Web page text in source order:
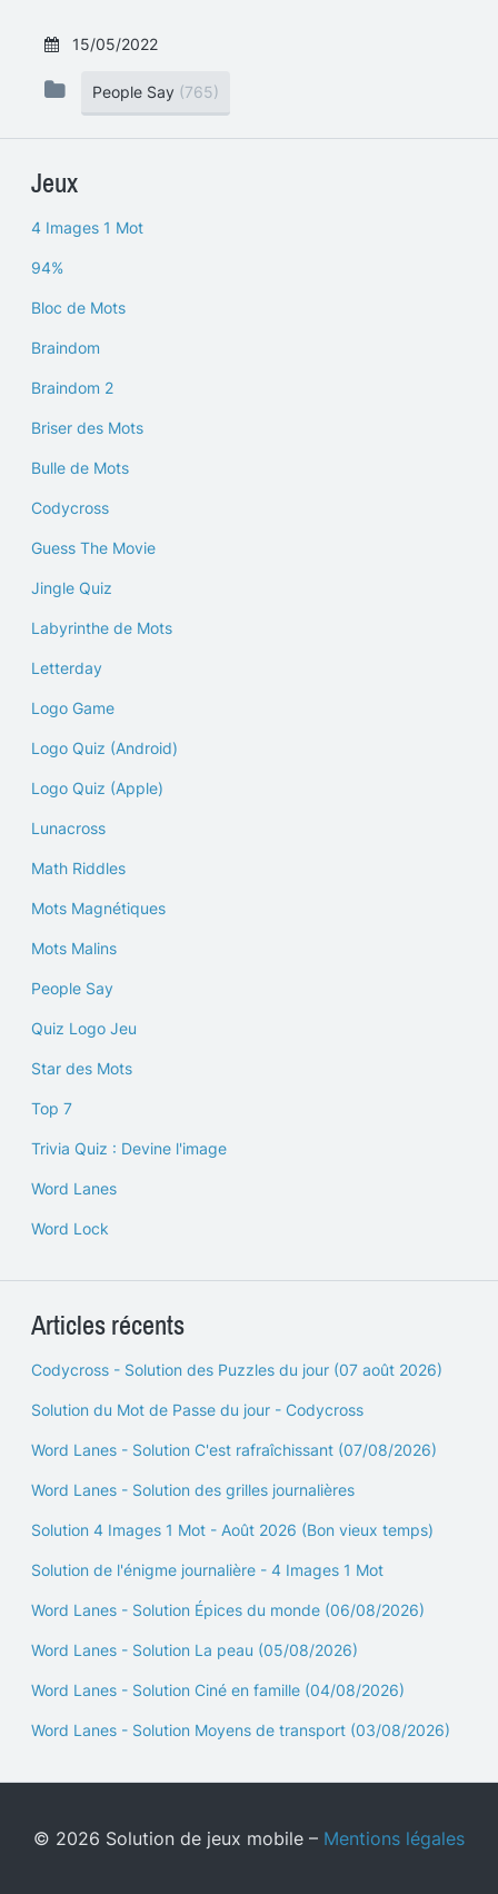
15/05/2022
People Say (765)
Jeux
4 Images 1 Mot
94%
Bloc de Mots
Braindom
Braindom 2
Briser des Mots
Bulle de Mots
Codycross
Guess The Movie
Jingle Quiz
Labyrinthe de Mots
Letterday
Logo Game
Logo Quiz (Android)
Logo Quiz (Apple)
Lunacross
Math Riddles
Mots Magnétiques
Mots Malins
People Say
Quiz Logo Jeu
Star des Mots
Top 7
Trivia Quiz : Devine l'image
Word Lanes
Word Lock
Articles récents
Codycross - Solution des Puzzles du jour (07 août 2026)
Solution du Mot de Passe du jour - Codycross
Word Lanes - Solution C'est rafraîchissant (07/08/2026)
Word Lanes - Solution des grilles journalières
Solution 4 Images 1 Mot - Août 2026 (Bon vieux temps)
Solution de l'énigme journalière - 4 Images 1 Mot
Word Lanes - Solution Épices du monde (06/08/2026)
Word Lanes - Solution La peau (05/08/2026)
Word Lanes - Solution Ciné en famille (04/08/2026)
Word Lanes - Solution Moyens de transport (03/08/2026)
© 2026 Solution de jeux mobile – Mentions légales